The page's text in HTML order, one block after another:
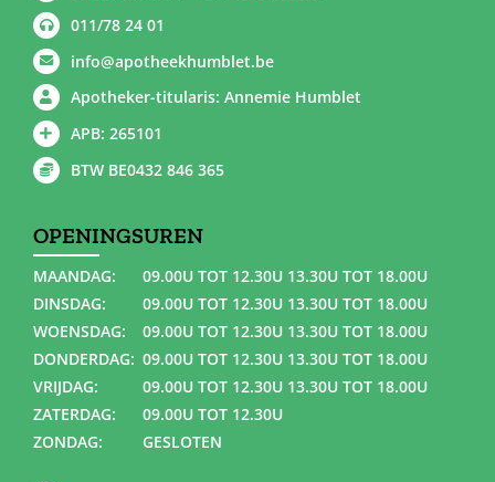
011/78 24 01
info@apotheekhumblet.be
Apotheker-titularis: Annemie Humblet
APB: 265101
BTW BE0432 846 365
OPENINGSUREN
MAANDAG:
09.00U TOT 12.30U 13.30U TOT 18.00U
DINSDAG:
09.00U TOT 12.30U 13.30U TOT 18.00U
WOENSDAG:
09.00U TOT 12.30U 13.30U TOT 18.00U
DONDERDAG: 09.00U TOT 12.30U 13.30U TOT 18.00U
VRIJDAG:
09.00U TOT 12.30U 13.30U TOT 18.00U
ZATERDAG:
09.00U TOT 12.30U
ZONDAG:
GESLOTEN